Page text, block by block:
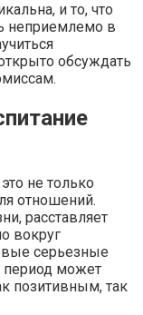
и то, что
неприемлемо в
обсуждать
не только
отношений.​
расставляет
вокруг
серьезные
период может
позитивным, так